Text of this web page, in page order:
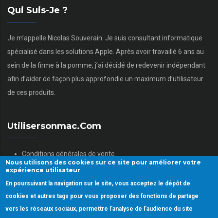
Qui Suis-Je ?
Je m’appelle Nicolas Souverain. Je suis consultant informatique
spécialisé dans les solutions Apple. Après avoir travaillé 6 ans au
sein de la firme à la pomme, j’ai décidé de redevenir indépendant
afin d’aider de façon plus approfondie un maximum d’utilisateur
de ces produits.
Utilisersonmac.com
Conditions générales de vente
Mentions légales
Politique des données personnelles
Gestion des Cookies
Nous utilisons des cookies sur ce site pour améliorer votre
expérience utilisateur
En poursuivant la navigation sur le site, vous acceptez le dépôt de
cookies et autres tags pour vous proposer des fonctions de partage
vers les réseaux sociaux, permettre l'analyse de l’audience du site